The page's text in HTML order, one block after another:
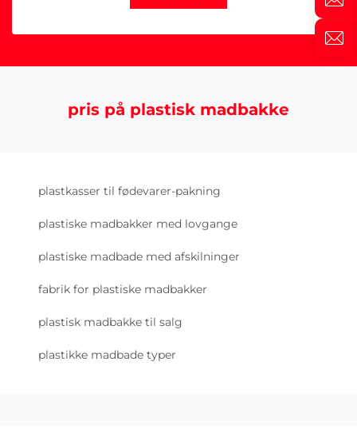
pris på plastisk madbakke
plastkasser til fødevarer-pakning
plastiske madbakker med lovgange
plastiske madbade med afskilninger
fabrik for plastiske madbakker
plastisk madbakke til salg
plastikke madbade typer